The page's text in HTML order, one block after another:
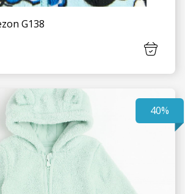
VIDI JOŠ
G138
40%